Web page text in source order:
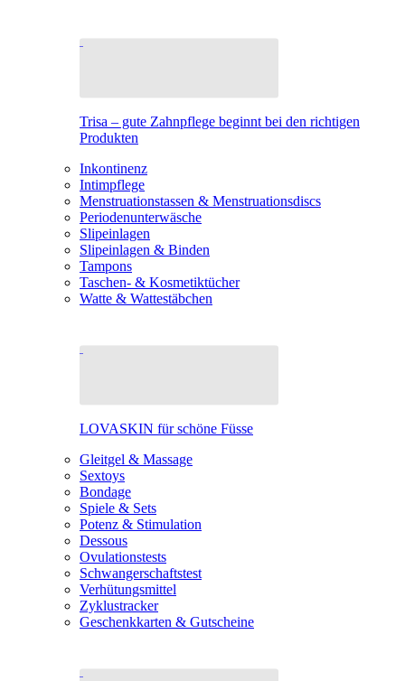
Trisa – gute Zahnpflege beginnt bei den richtigen
Produkten
Inkontinenz
Intimpflege
Menstruationstassen & Menstruationsdiscs
Periodenunterwäsche
Slipeinlagen
Slipeinlagen & Binden
Tampons
Taschen- & Kosmetiktücher
Watte & Wattestäbchen
LOVASKIN für schöne Füsse
Gleitgel & Massage
Sextoys
Bondage
Spiele & Sets
Potenz & Stimulation
Dessous
Ovulationstests
Schwangerschaftstest
Verhütungsmittel
Zyklustracker
Geschenkkarten & Gutscheine